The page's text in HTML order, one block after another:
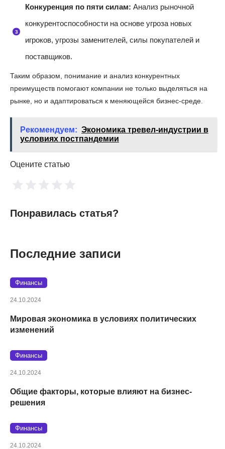
Конкуренция по пяти силам: Анализ рыночной
конкурентоспособности на основе угроза новых
игроков, угрозы заменителей, силы покупателей и
поставщиков.
Таким образом, понимание и анализ конкурентных
преимуществ помогают компании не только выделяться на
рынке, но и адаптироваться к меняющейся бизнес-среде.
Рекомендуем: Экономика тревел-индустрии в
условиях постпандемии
Оцените статью
Понравилась статья?
Последние записи
Финансы
24.10.2024
Мировая экономика в условиях политических
изменений
Финансы
24.10.2024
Общие факторы, которые влияют на бизнес-
решения
Финансы
24.10.2024